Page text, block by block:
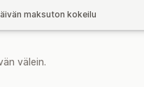
maksuton kokeilu
välein.